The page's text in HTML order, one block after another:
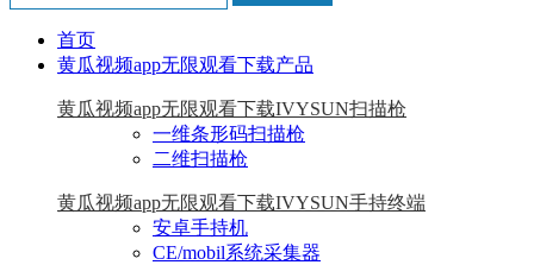
首页
黄瓜视频app无限观看下载产品
黄瓜视频app无限观看下载IVYSUN扫描枪
一维条形码扫描枪
二维扫描枪
黄瓜视频app无限观看下载IVYSUN手持终端
安卓手持机
CE/mobil系统采集器